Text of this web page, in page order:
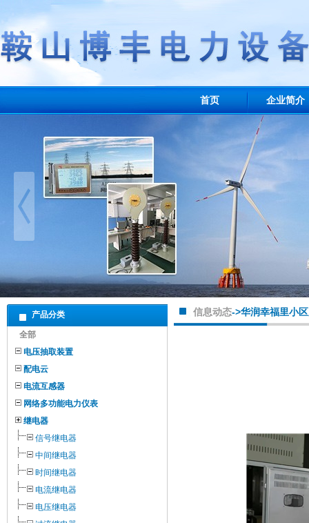
首页 企业简介
业绩展示
产品分类
全部
电压抽取装置
配电云
电流互感器
网络多功能电力仪表
继电器
信号继电器
中间继电器
时间继电器
电流继电器
电压继电器
信息动态->华润幸福里小